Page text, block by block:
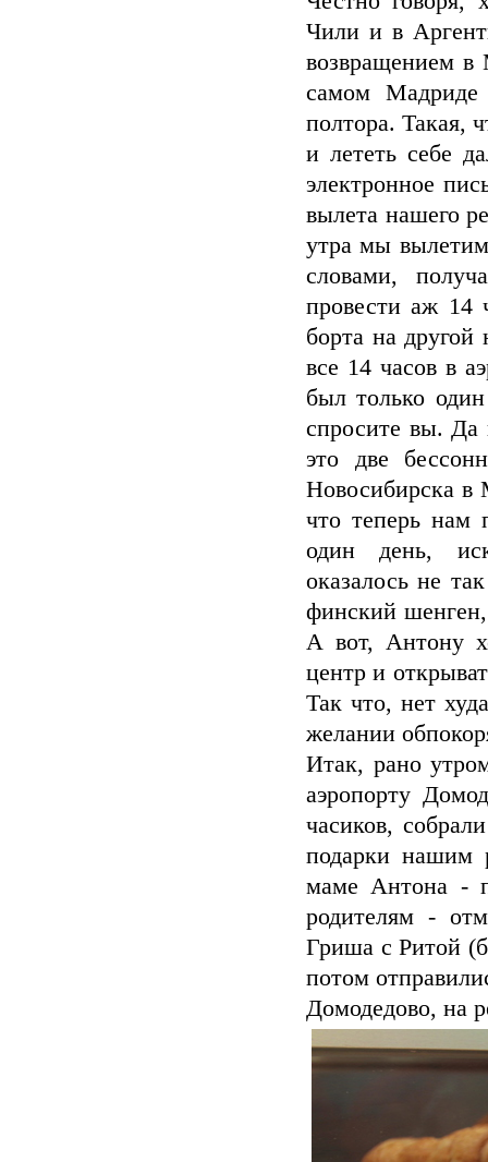
Чили и в
возвращением в
самом Мадриде
полтора. Такая,
и лететь себе
электронное
вылета нашего
утра мы
словами,
провести аж 14
борта на
все 14 часов в
был только
спросите вы. Да
это две
Новосибирска в
что теперь нам
один день,
оказалось не
финский
А вот, Антону
центр и
Так что, нет
желании
Итак, рано
аэропорту
часиков,
подарки нашим
маме Антона -
родителям -
Гриша с Ритой
потом
Домодедово, на